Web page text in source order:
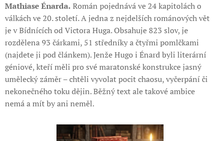
Mathiase Énarda. Román pojednává ve 24 kapitolách o
válkách ve 20. století. A jedna z nejdelších románových vět
je v Bídnících od Victora Huga. Obsahuje 823 slov, je
rozdělena 93 čárkami, 51 středníky a čtyřmi pomlčkami
(najdete ji pod článkem). Jenže Hugo i Énard byli literární
géniové, kteří měli pro své maratonské konstrukce jasný
umělecký záměr – chtěli vyvolat pocit chaosu, vyčerpání či
nekonečného toku dějin. Běžný text ale takové ambice
nemá a mít by ani neměl.